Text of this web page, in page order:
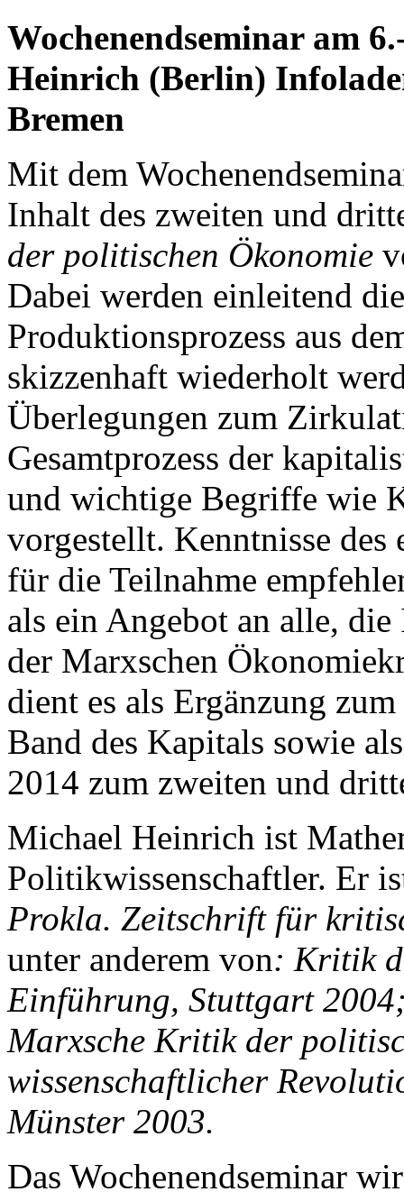
Wochenendseminar am
Heinrich (Berlin)
Bremen
Mit dem
Inhalt des zweiten und
der politischen Ökonomie
Dabei werden einleitend
Produktionsprozess aus
skizzenhaft wiederholt
Überlegungen zum
Gesamtprozess der
und wichtige Begriffe wie
vorgestellt. Kenntnisse des
für die Teilnahme
als ein Angebot an alle, die
der Marxschen
dient es als Ergänzung
Band des Kapitals sowie
2014 zum zweiten und
Michael Heinrich ist
Politikwissenschaftler. Er
Prokla. Zeitschrift für
unter anderem von: Kritik
Einführung, Stuttgart
Marxsche Kritik der
wissenschaftlicher
Münster 2003.
Das Wochenendseminar